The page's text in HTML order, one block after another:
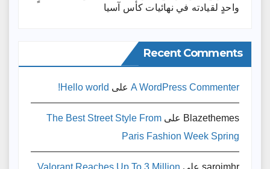
واحدٍ لقيادته ​في نهائيات كأس آسيا
Recent Comments
A WordPress Commenter على Hello world!
Blazethemes على The Best Street Style From
Paris Fashion Week Spring
sarojmhr على Valorant Reaches Up To 3 Million